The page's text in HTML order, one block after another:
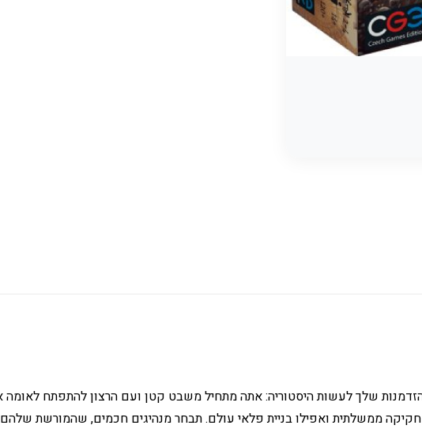
גדול, ומהנחשבים - מדורג 7 בעולם! זה ההזדמנות שלך לעשות היסטוריה: אתה מתחיל משבט קטן ועם הרצון
ממשלתית ואפילו בניית פלאי עולם. תבחר מנהיגים חכמים, שהמורשת